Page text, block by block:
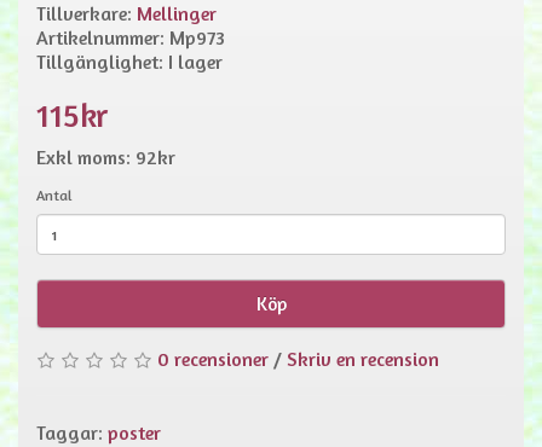
Tillverkare: Mellinger
Artikelnummer: Mp973
Tillgänglighet: I lager
115kr
Exkl moms: 92kr
Antal
Köp
0 recensioner / Skriv en recension
Taggar: poster